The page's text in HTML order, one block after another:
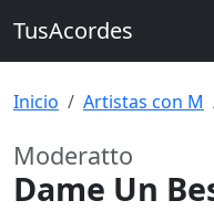
TusAcordes
Inicio Artistas con M
Moderatto
Dame Un